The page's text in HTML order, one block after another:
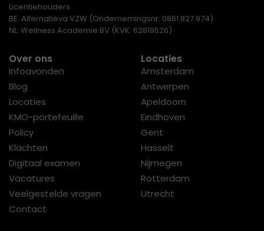
Licentiehouders
BE: Alternatieva VZW (Ondernemingsnr: 0861.827.974)
NL: Wellness Academie BV (KVK: 62819526)
Over ons
Infoavonden
Blog
Locaties
KMO-portefeuille
Policy
Klachten
Digitaal examen
Vacatures
Veelgestelde vragen
Contact
Locaties
Amsterdam
Antwerpen
Apeldoorn
Eindhoven
Gent
Hasselt
Nijmegen
Rotterdam
Utrecht